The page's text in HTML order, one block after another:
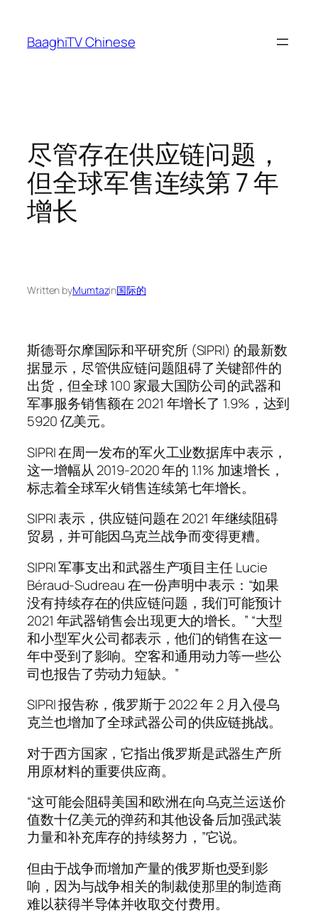
content
BaaghiTV Chinese
尽管存在供应链问题，
但全球军售连续第 7 年
增长
Written byMumtazin国际的
斯德哥尔摩国际和平研究所 (SIPRI) 的最新数
据显示，尽管供应链问题阻碍了关键部件的
出货，但全球 100 家最大国防公司的武器和
军事服务销售额在 2021 年增长了 1.9%，达到
5920 亿美元。
SIPRI 在周一发布的军火工业数据库中表示，
这一增幅从 2019-2020 年的 1.1% 加速增长，
标志着全球军火销售连续第七年增长。
SIPRI 表示，供应链问题在 2021 年继续阻碍
贸易，并可能因乌克兰战争而变得更糟。
SIPRI 军事支出和武器生产项目主任 Lucie
Béraud-Sudreau 在一份声明中表示：“如果
没有持续存在的供应链问题，我们可能预计
2021 年武器销售会出现更大的增长。” “大型
和小型军火公司都表示，他们的销售在这一
年中受到了影响。空客和通用动力等一些公
司也报告了劳动力短缺。”
SIPRI 报告称，俄罗斯于 2022 年 2 月入侵乌
克兰也增加了全球武器公司的供应链挑战。
对于西方国家，它指出俄罗斯是武器生产所
用原材料的重要供应商。
“这可能会阻碍美国和欧洲在向乌克兰运送价
值数十亿美元的弹药和其他设备后加强武装
力量和补充库存的持续努力，”它说。
但由于战争而增加产量的俄罗斯也受到影
响，因为与战争相关的制裁使那里的制造商
难以获得半导体并收取交付费用。